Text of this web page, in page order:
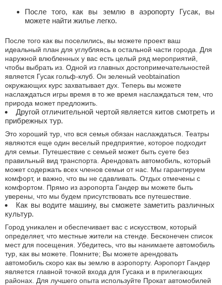
После того, как вы землю в аэропорту Гусак, вы
можете найти жилье легко.
После того как вы поселились, вы можете проект ваш
идеальный план для углубляясь в остальной части города. Для
наружной влюбленных у вас есть целый ряд мероприятий,
чтобы выбрать из. Одной из главных достопримечательностей
является Гусак гольф-клуб. Он зеленый veobtaination
окружающих курс захватывает дух. Теперь вы можете
наслаждаться игры время в то же время наслаждаться тем, что
природа может предложить.
Другой отличительной чертой является китов смотреть и
прибрежных тур.
Это хороший тур, что вся семья обязан наслаждаться. Театры
являются еще один веселый предприятие, которое подходит
для семьи. Путешествие с семьей может быть суете без
правильный вид транспорта. Арендовать автомобиль, который
может содержать всех членов семьи от нас. Мы гарантируем
комфорт, и важно, что вы не сдавливать. Отдых отмечены с
комфортом. Прямо из аэропорта Гандер вы можете быть
уверены, что мы будем присутствовать все путешествие.
Как вы водите машину, вы сможете заметить различных
культур.
Город уникален и обеспечивает вас с искусством, который
определяет, что местные жители на стенде. Бесконечен список
мест для посещения. Убедитесь, что вы нанимаете автомобиль
тур, как вы можете. Помните; Вы можете арендовать
автомобиль скоро как вы землю в аэропорту. Аэропорт Гандер
является главной точкой входа для Гусака и в прилегающих
районах. Для лучшего опыта используйте Прокат автомобилей